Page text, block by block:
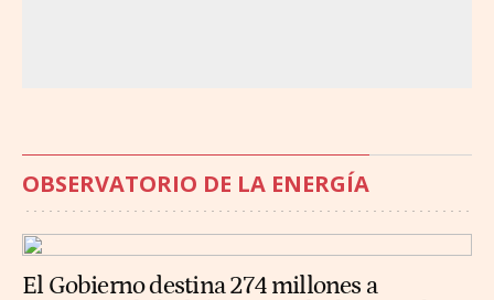
OBSERVATORIO DE LA ENERGÍA
El Gobierno destina 274 millones a